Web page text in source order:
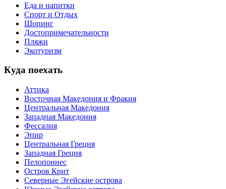
Еда и напитки
Спорт и Отдых
Шопинг
Достопримечательности
Пляжи
Экотуризм
Куда поехать
Аттика
Восточная Македония и Фракия
Центральная Македония
Западная Македония
Фессалия
Эпир
Центральная Греция
Западная Греция
Пелопоннес
Остров Крит
Северные Эгейские острова